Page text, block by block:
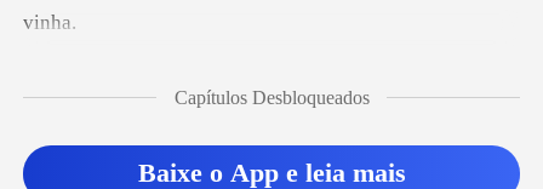
Baixar App
Capítulos Desbloqueados
Baixe o App e leia mais